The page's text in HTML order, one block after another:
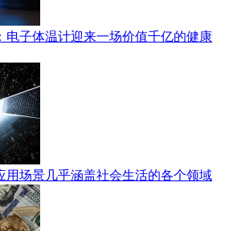
电子体温计迎来一场价值千亿的健康
用场景几乎涵盖社会生活的各个领域